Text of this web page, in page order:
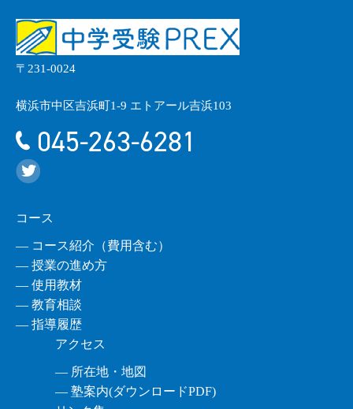
〒231-0024
横浜市中区吉浜町1-9 エトアール吉浜103
045-263-6281
コース
― コース紹介（費用含む）
― 授業の進め方
― 使用教材
― 教育相談
― 指導履歴
アクセス
― 所在地・地図
― 塾案内(ダウンロードPDF)